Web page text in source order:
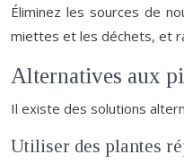
Éliminez les sources de
miettes et les déchets, et
Alternatives aux
Il existe des solutions
Utiliser des plantes